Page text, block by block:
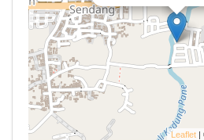
Leaflet |